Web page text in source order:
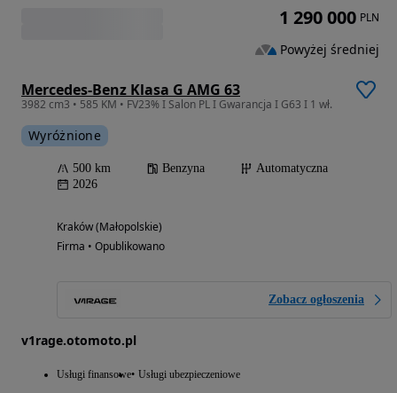
Mercedes-Benz Klasa G AMG 63
3982 cm3 • 585 KM • FV23% I Salon PL I Gwarancja I G63 I 1 wł.
Wyróżnione
500 km Benzyna
Automatyczna
2026
Kraków (Małopolskie)
Firma • Opublikowano
Zobacz ogłoszenia
v1rage.otomoto.pl
Usługi finansowe Usługi ubezpieczeniowe
1 290 000 PLN
Powyżej średniej